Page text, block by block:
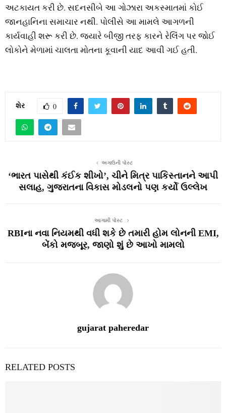
અટકાયત કરી છે. સદનસીબે આ ગોઝારા અકસ્માતમાં કોઈ
જાનહાનિના સમાચાર નથી. પોલીસે આ મામલે આગળની
કાર્યવાહી શરૂ કરી છે. જ્યારે બીજી તરફ કારને રેલિંગ પર જોઈ
લોકોને મેળામાં ચાલતા મોતના કૂવાની યાદ આવી ગઈ હતી.
શેર 0
અગાઉની પોસ્ટ
‘ભારત પાસેથી કંઈક શીખો’, ચીને મિત્ર પાકિસ્તાનને આપી
સલાહ, ગુજરાતના વિકાસ મોડલનો પણ કર્યો ઉલ્લેખ
આગામી પોસ્ટ
RBIના નવા નિયમથી વધી શકે છે તમારી હોમ લોનની EMI,
બેંકો મજબૂર, જાણો શું છે આખો મામલો
gujarat paheredar
RELATED POSTS